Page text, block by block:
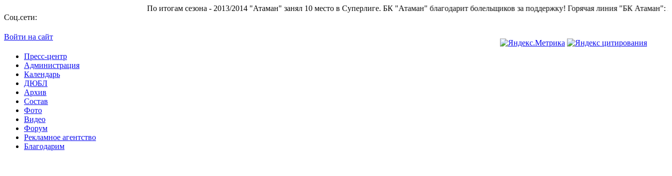
По итогам сезона - 2013/2014 "Атаман" занял 10 место в Суперлиге.БК "Атаман" благодарит болельщиков за поддержку!Горячая линия "БК Атаман":268-82-02.
Соц.сети:
Войти на сайт
Пресс-центр
Администрация
Календарь
ДЮБЛ
Архив
Состав
Фото
Видео
Форум
Рекламное агентство
Благодарим